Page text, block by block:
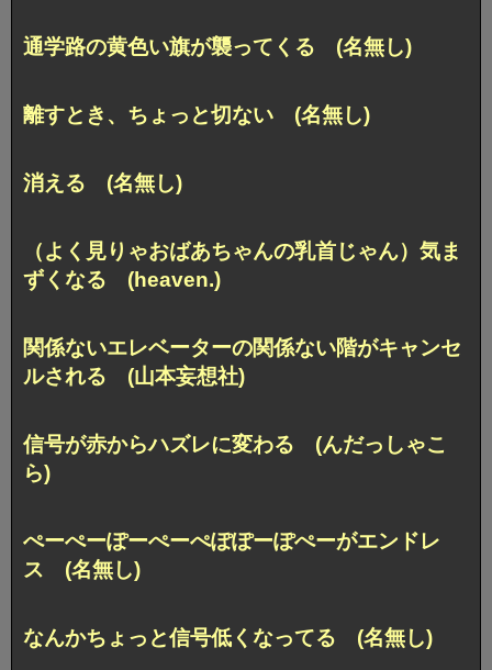
通学路の黄色い旗が襲ってくる (名無し)
離すとき、ちょっと切ない (名無し)
消える (名無し)
（よく見りゃおばあちゃんの乳首じゃん）気ま
ずくなる (heaven.)
関係ないエレベーターの関係ない階がキャンセ
ルされる (山本妄想社)
信号が赤からハズレに変わる (んだっしゃこ
ら)
ぺーぺーぽーぺーぺぽぽーぽぺーがエンドレ
ス (名無し)
なんかちょっと信号低くなってる (名無し)